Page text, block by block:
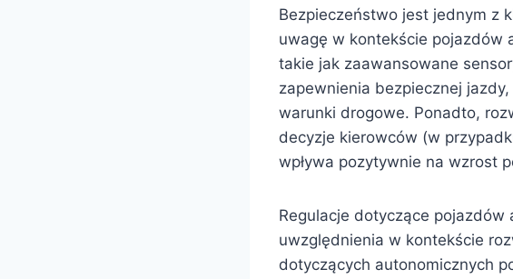
Bezpieczeństwo jest jednym z
uwagę w kontekście pojazdów
takie jak zaawansowane
zapewnienia bezpiecznej
warunki drogowe. Ponadto,
decyzje kierowców (w
wpływa pozytywnie na wzrost
Regulacje dotyczące
uwzględnienia w kontekście
dotyczących autonomicznych